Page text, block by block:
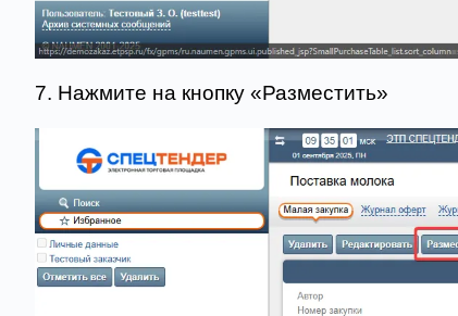
7. Нажмите на кнопку «Разместить»